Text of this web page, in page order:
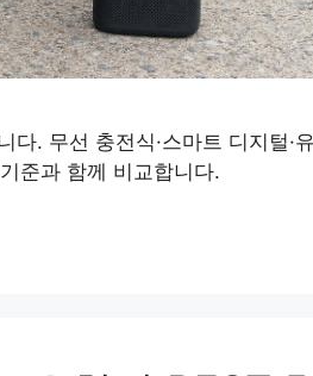
. 무선 충전식·스마트 디지털·
준과 함께 비교합니다.